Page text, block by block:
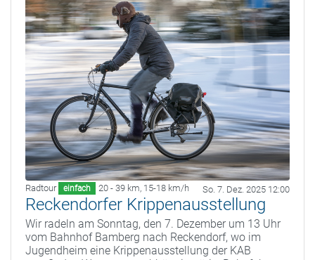
Radtour einfach 20 - 39 km, 15-18 km/h So. 7. Dez. 2025 12:00
Reckendorfer Krippenausstellung
Wir radeln am Sonntag, den 7. Dezember um 13 Uhr
vom Bahnhof Bamberg nach Reckendorf, wo im
Jugendheim eine Krippenausstellung der KAB